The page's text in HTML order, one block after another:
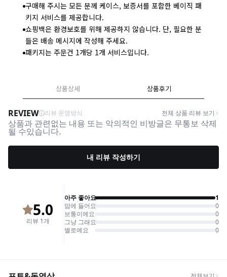
구매해 주시는 모든 분께 케이스, 보증서를 포함한 베이직 패
키지 서비스를 제공합니다.
쇼핑백은 환경보호를 위해 제공하지 않습니다. 단, 필요한 분
들은 배송 메시지에 작성해 주세요.
패키지는 주문건 1개당 1개 서비스입니다.
상품상세 상품후기